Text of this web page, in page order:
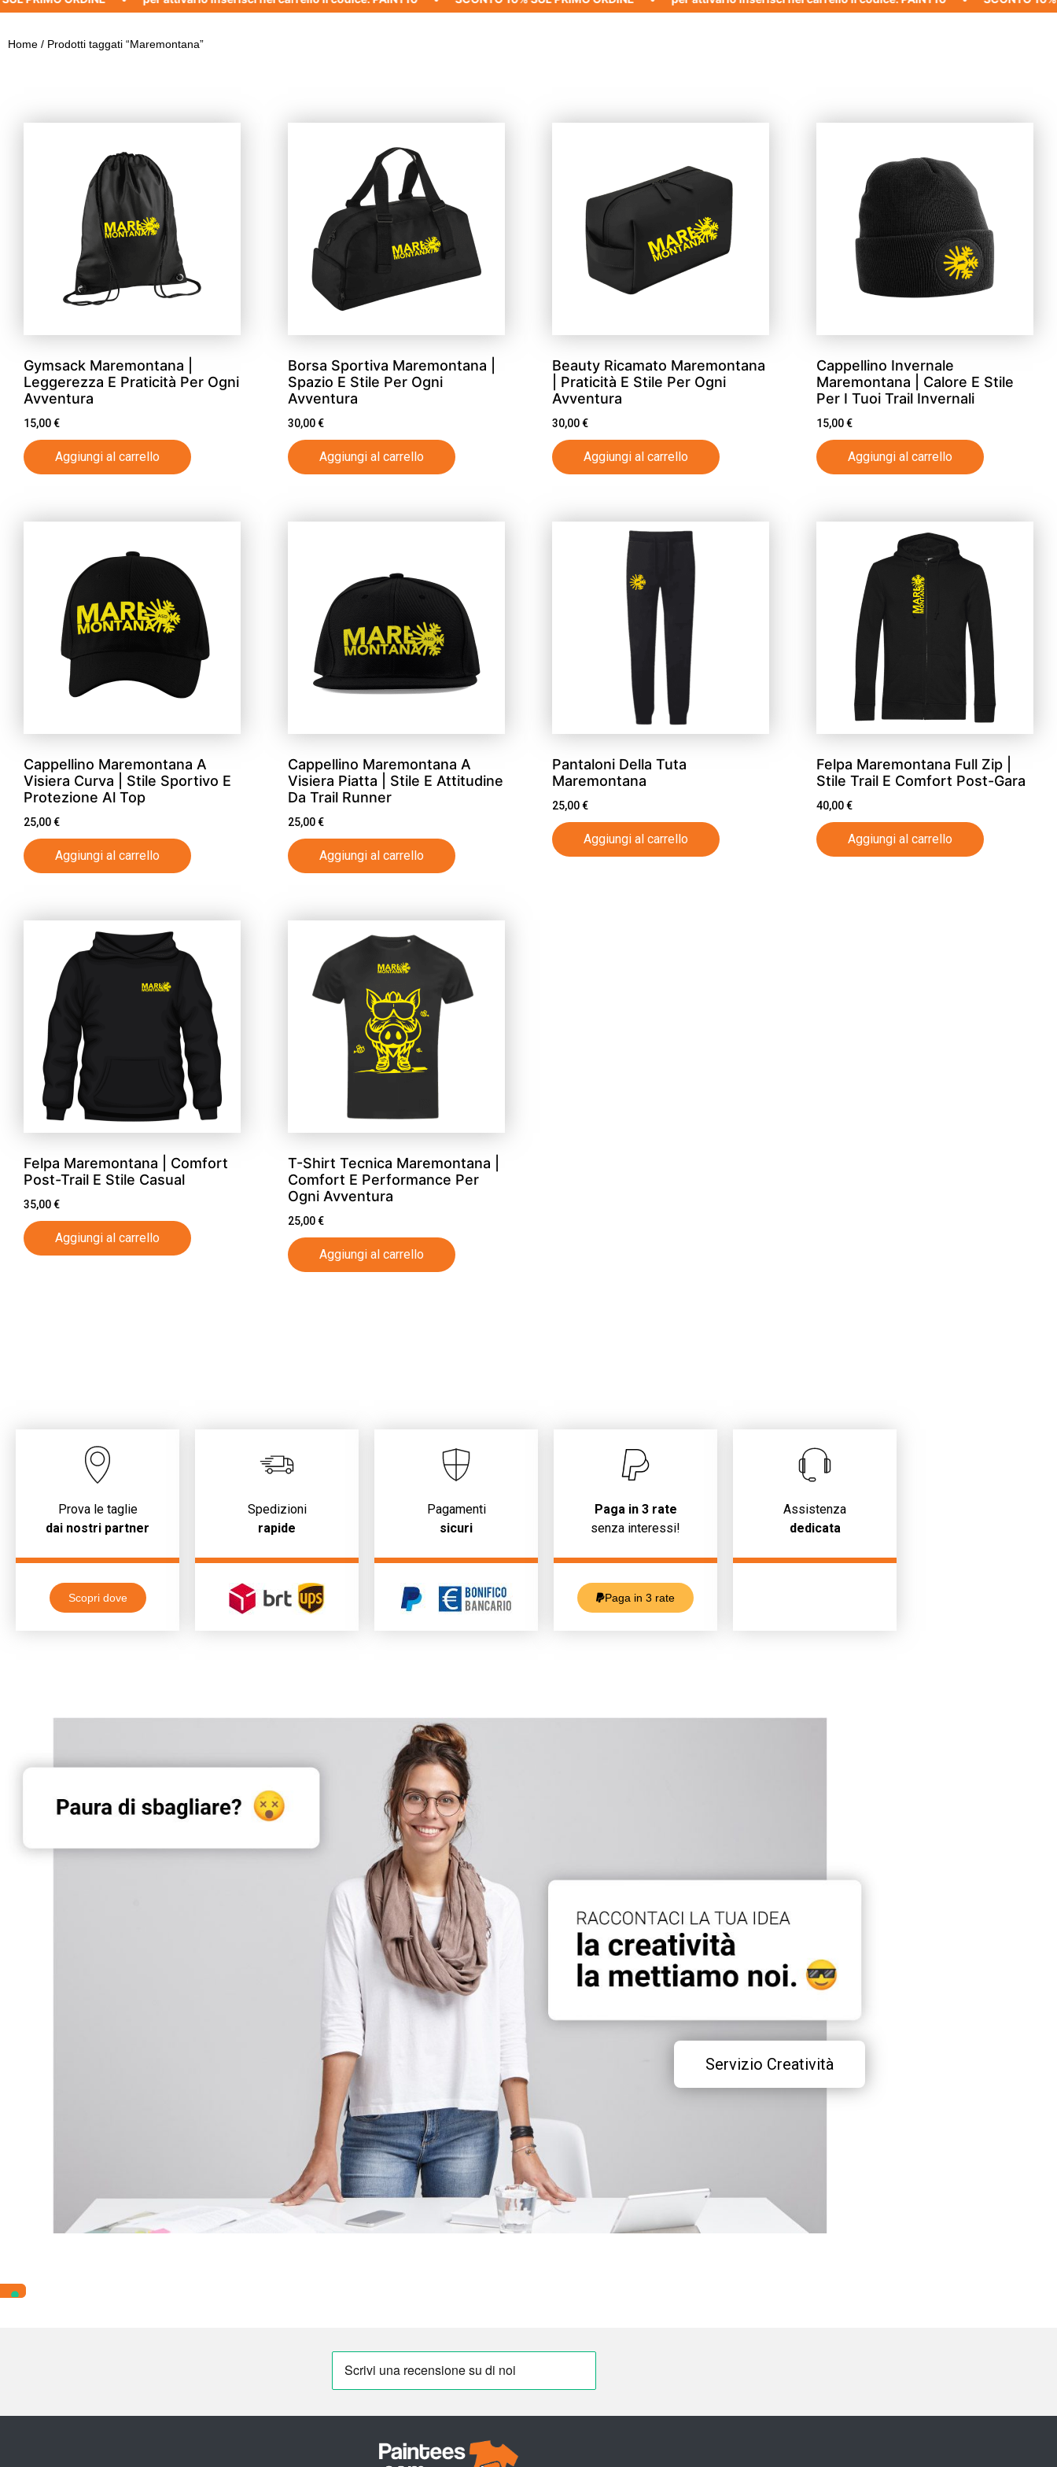
Home / Prodotti taggati “Maremontana”
Gymsack Maremontana |
Leggerezza E Praticità Per Ogni
Avventura
15,00€
Aggiungi al carrello
Borsa Sportiva Maremontana |
Spazio E Stile Per Ogni
Avventura
30,00€
Aggiungi al carrello
Beauty Ricamato Maremontana
| Praticità E Stile Per Ogni
Avventura
30,00€
Aggiungi al carrello
Cappellino Invernale
Maremontana | Calore E Stile
Per I Tuoi Trail Invernali
15,00€
Aggiungi al carrello
Cappellino Maremontana A
Visiera Curva | Stile Sportivo E
Protezione Al Top
25,00€
Aggiungi al carrello
Cappellino Maremontana A
Visiera Piatta | Stile E Attitudine
Da Trail Runner
25,00€
Aggiungi al carrello
Pantaloni Della Tuta
Maremontana
25,00€
Aggiungi al carrello
Felpa Maremontana Full Zip |
Stile Trail E Comfort Post-Gara
40,00€
Aggiungi al carrello
Felpa Maremontana | Comfort
Post-Trail E Stile Casual
35,00€
Aggiungi al carrello
T-Shirt Tecnica Maremontana |
Comfort E Performance Per
Ogni Avventura
25,00€
Aggiungi al carrello
Prova le taglie
dai nostri partner
Scopri dove
Spedizioni
rapide
Pagamenti
sicuri
Paga in 3 rate
senza interessi!
Paga in 3 rate
Assistenza
dedicata
Servizio Creatività